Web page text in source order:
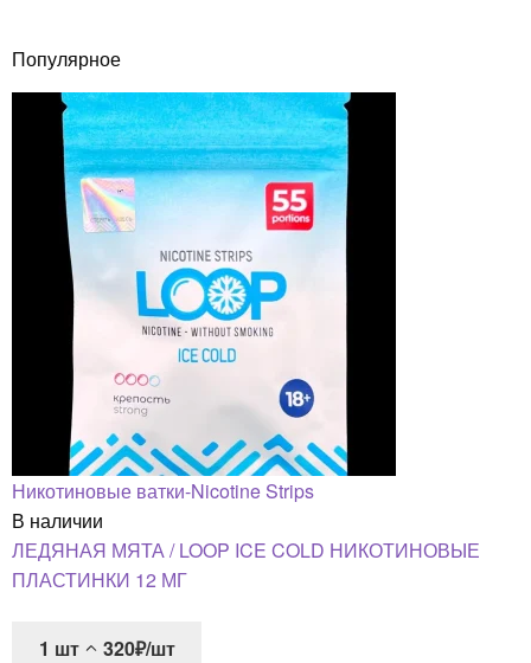
Популярное
Никотиновые ватки-Nicotine Strips
В наличии
ЛЕДЯНАЯ МЯТА / LOOP ICE COLD НИКОТИНОВЫЕ
ПЛАСТИНКИ 12 МГ
1 шт
320₽/шт